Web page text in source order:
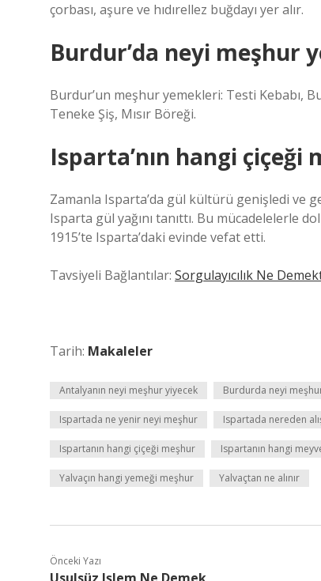
çorbası, aşure ve hıdırellez buğdayı yer alır.
Burdur’da neyi meşhur
Burdur’un meşhur yemekleri: Testi Kebabı,
Teneke Şiş, Mısır Böreği.
Isparta’nın hangi çiçeği
Zamanla Isparta’da gül kültürü genişledi ve
Isparta gül yağını tanıttı. Bu mücadelelerle
1915’te Isparta’daki evinde vefat etti.
Tavsiyeli Bağlantılar: Sorgulayıcılık Ne
Tarih: Makaleler
Antalyanın neyi meşhur yiyecek Burdurda neyi
Ispartada ne yenir neyi meşhur Ispartada nereden
Ispartanın hangi çiçeği meşhur Ispartanın hangi
Yalvaçın hangi yemeği meşhur Yalvaçtan ne alınır
Önceki Yazı